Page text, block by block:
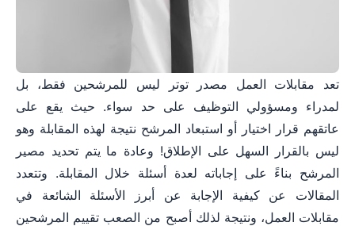
تعد مقابلات العمل مصدر توتر ليس للمرشحين فقط، بل
لمدراء ومسؤولي التوظيف على حد سواء. حيث يقع على
عاتقهم قرار اختيار أو استبعاد المرشح نتيجة لهذه المقابلة وهو
ليس بالقرار السهل على الإطلاق! وعادة ما يتم تحديد مصير
المرشح بناءً على إجاباته لعدة أسئلة خلال المقابلة. وتتعدد
المقالات عن كيفية الإجابة عن أبرز الأسئلة الشائعة في
مقابلات العمل، ونتيجة لذلك أصبح من الصعب تقييم المرشحين